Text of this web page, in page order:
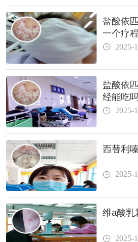
盐酸依
一个疗
2025-
盐酸依
经能吃
2025-
西替利
2025-
维a酸乳
2025-